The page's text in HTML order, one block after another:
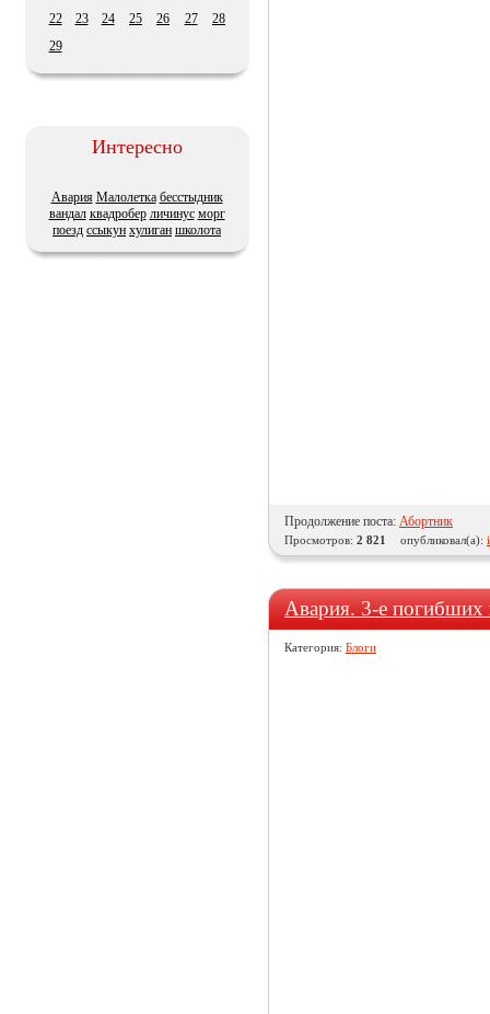
Продолжение поста: Абортник
Просмотров: 2 821 опубликовал(а):
Авария. 3-е погибших
Категория: Блоги
22
23 24 25 26 27
28
29
Интересно
Авария Малолетка бесстыдник
вандал квадробер личинус морг
поезд ссыкун хулиган школота